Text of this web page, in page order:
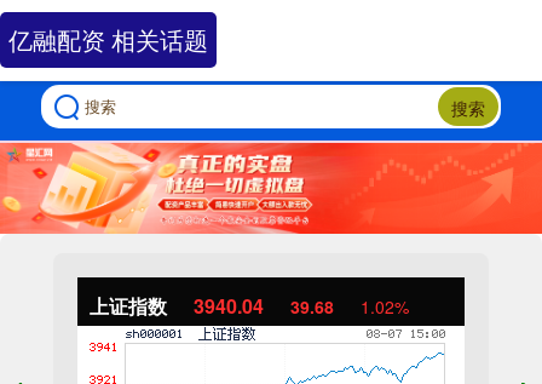
搜索
上证指数 3940.04 39.68 1.02%
亿融配资 相关话题